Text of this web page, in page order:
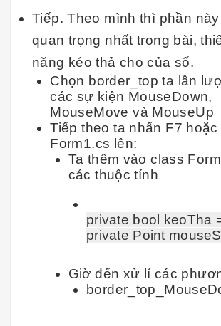
Tiếp. Theo mình thì phần
quan trọng nhất trong bài,
năng kéo thả cho của sổ.
Chọn border_top ta lần
các sự kiện MouseDown,
MouseMove và MouseUp
Tiếp theo ta nhấn F7 hoặc
Form1.cs lên:
Ta thêm vào class
các thuộc tính
private bool keoTha
Giờ đến xử lí các